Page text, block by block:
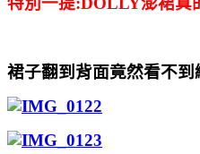
裙子翻到背面竟然看不到